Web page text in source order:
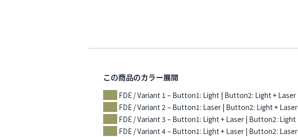
この商品のカラー展開
FDE / Variant 1 – Button1: Light | Button2: Light + Laser
FDE / Variant 2 – Button1: Laser | Button2: Light + Laser
FDE / Variant 3 – Button1: Light + Laser | Button2: Light
FDE / Variant 4 – Button1: Light + Laser | Button2: Laser